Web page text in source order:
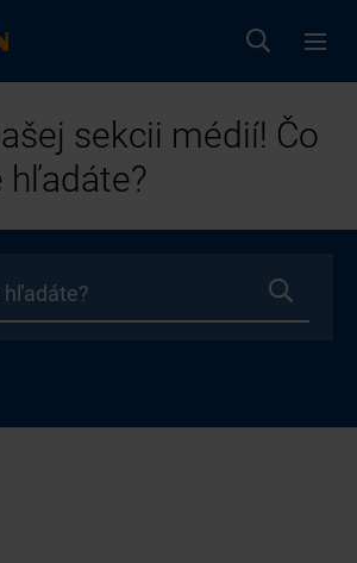
sekcii médií! Čo
hľadáte?